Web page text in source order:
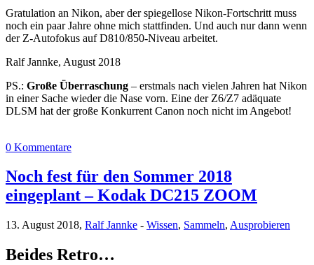
Gratulation an Nikon, aber der spiegellose Nikon-Fortschritt muss
noch ein paar Jahre ohne mich stattfinden. Und auch nur dann wenn
der Z-Autofokus auf D810/850-Niveau arbeitet.
Ralf Jannke, August 2018
PS.: Große Überraschung – erstmals nach vielen Jahren hat Nikon
in einer Sache wieder die Nase vorn. Eine der Z6/Z7 adäquate
DLSM hat der große Konkurrent Canon noch nicht im Angebot!
0 Kommentare
Noch fest für den Sommer 2018
eingeplant – Kodak DC215 ZOOM
13. August 2018, Ralf Jannke - Wissen, Sammeln, Ausprobieren
Beides Retro…